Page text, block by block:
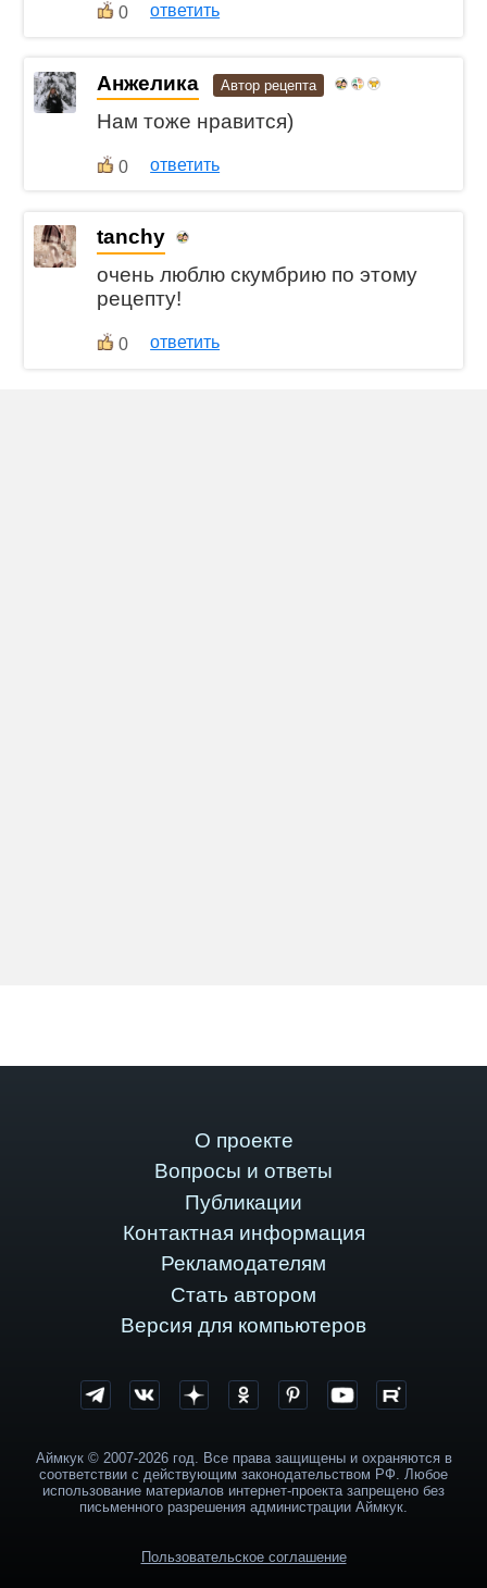
0 ответить
Анжелика Автор рецепта
Нам тоже нравится)
0 ответить
tanchy
очень люблю скумбрию по этому
рецепту!
0 ответить
О проекте
Вопросы и ответы
Публикации
Контактная информация
Рекламодателям
Стать автором
Версия для компьютеров
Аймкук © 2007-2026 год. Все права защищены и охраняются в
соответствии с действующим законодательством РФ. Любое
использование материалов интернет-проекта запрещено без
письменного разрешения администрации Аймкук.
Пользовательское соглашение